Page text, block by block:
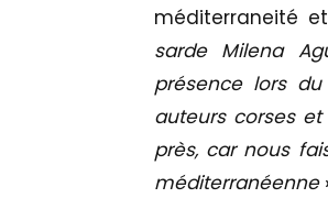
méditerraneité
sarde Milena
présence lors
auteurs corses
près, car nous
méditerranéenne